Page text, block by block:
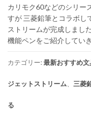
カリモク60などのシリー
すが 三菱鉛筆とコラボし
ストリームが完成しまし
機能ペンをご紹介してい
カテゴリー:最新おすすめ文
ジェットストリーム、 三菱
る